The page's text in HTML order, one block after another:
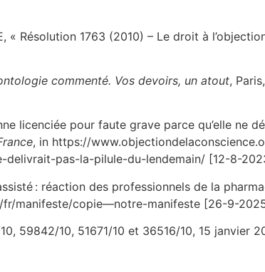
« Résolution 1763 (2010) – Le droit à
commenté. Vos devoirs, un atout,
licenciée pour faute grave parce qu’elle ne
, in https://
delivrait-pas-la-pilule-du-lendemain/ [12-8-
: réaction des professionnels de la
fr/manifeste/copie—notre-manifeste [26-9-
59842/10, 51671/10 et 36516/10, 15 janvier